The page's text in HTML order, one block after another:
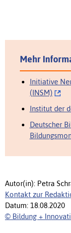
Mehr
Initiative
(INSM)
Institut der
Deutscher
Autor(in): Petra
Kontakt zur
Datum: 18.08.2020
© Bildung +